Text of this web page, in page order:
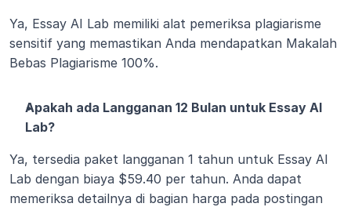
Ya, Essay AI Lab memiliki alat pemeriksa plagiarisme
sensitif yang memastikan Anda mendapatkan Makalah
Bebas Plagiarisme 100%.
Apakah ada Langganan 12 Bulan untuk Essay AI
Lab?
Ya, tersedia paket langganan 1 tahun untuk Essay AI
Lab dengan biaya $59.40 per tahun. Anda dapat
memeriksa detailnya di bagian harga pada postingan